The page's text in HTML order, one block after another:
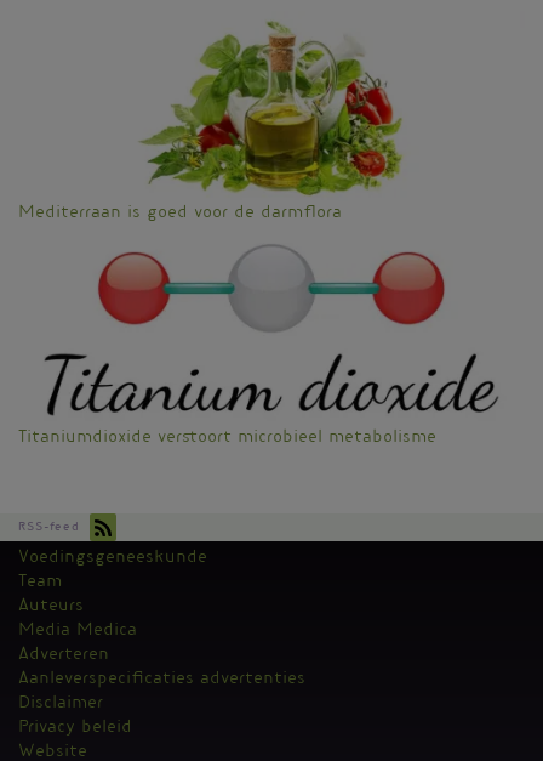
Mediterraan is goed voor de darmflora
Titaniumdioxide verstoort microbieel metabolisme
RSS-feed
Kantoormenu
Voedingsgeneeskunde
Team
Auteurs
Media Medica
Adverteren
Aanleverspecificaties advertenties
Disclaimer
Privacy beleid
Website